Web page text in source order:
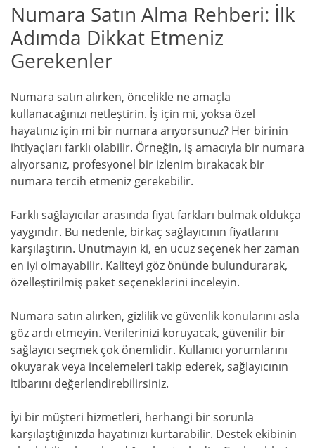
Numara Satın Alma Rehberi: İlk
Adımda Dikkat Etmeniz
Gerekenler
Numara satın alırken, öncelikle ne amaçla
kullanacağınızı netleştirin. İş için mi, yoksa özel
hayatınız için mi bir numara arıyorsunuz? Her birinin
ihtiyaçları farklı olabilir. Örneğin, iş amacıyla bir numara
alıyorsanız, profesyonel bir izlenim bırakacak bir
numara tercih etmeniz gerekebilir.
Farklı sağlayıcılar arasında fiyat farkları bulmak oldukça
yaygındır. Bu nedenle, birkaç sağlayıcının fiyatlarını
karşılaştırın. Unutmayın ki, en ucuz seçenek her zaman
en iyi olmayabilir. Kaliteyi göz önünde bulundurarak,
özelleştirilmiş paket seçeneklerini inceleyin.
Numara satın alırken, gizlilik ve güvenlik konularını asla
göz ardı etmeyin. Verilerinizi koruyacak, güvenilir bir
sağlayıcı seçmek çok önemlidir. Kullanıcı yorumlarını
okuyarak veya incelemeleri takip ederek, sağlayıcının
itibarını değerlendirebilirsiniz.
İyi bir müşteri hizmetleri, herhangi bir sorunla
karşılaştığınızda hayatınızı kurtarabilir. Destek ekibinin